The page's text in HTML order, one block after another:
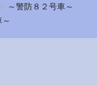
～警防８２号車～